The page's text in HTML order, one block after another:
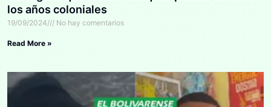
los años coloniales
19/09/2024 No hay comentarios
Read More »